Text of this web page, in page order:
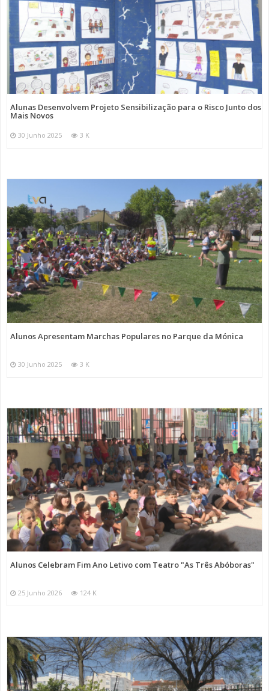
Alunas Desenvolvem Projeto Sensibilização para o Risco Junto dos
Mais Novos
30 Junho 2025 3 K
Alunos Apresentam Marchas Populares no Parque da Mónica
30 Junho 2025 3 K
Alunos Celebram Fim Ano Letivo com Teatro "As Três Abóboras"
25 Junho 2026 124 K